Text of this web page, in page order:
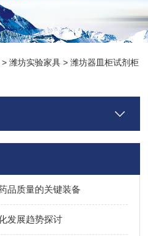
>潍坊实验家具 >潍坊器皿柜试剂柜
品质量的关键装备
发展趋势探讨